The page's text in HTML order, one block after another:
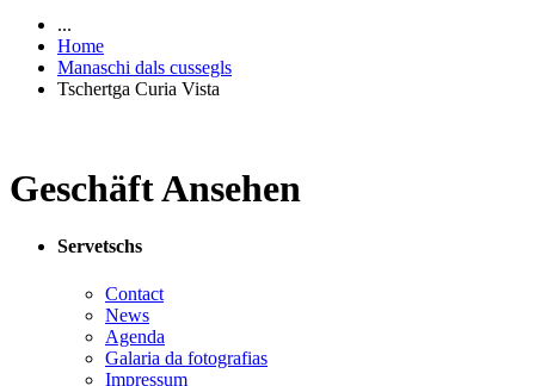
...
Home
Manaschi dals cussegls
Tschertga Curia Vista
Geschäft Ansehen
Servetschs
Contact
News
Agenda
Galaria da fotografias
Impressum